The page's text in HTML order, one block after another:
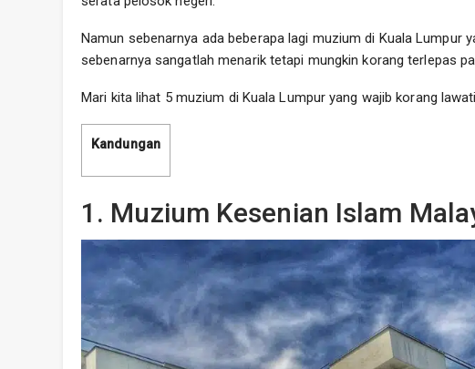
Namun sebenarnya ada beberapa lagi muzium di Kuala Lumpur
sebenarnya sangatlah menarik tetapi mungkin korang terlepas
Mari kita lihat 5 muzium di Kuala Lumpur yang wajib korang
Kandungan
1. Muzium Kesenian Islam